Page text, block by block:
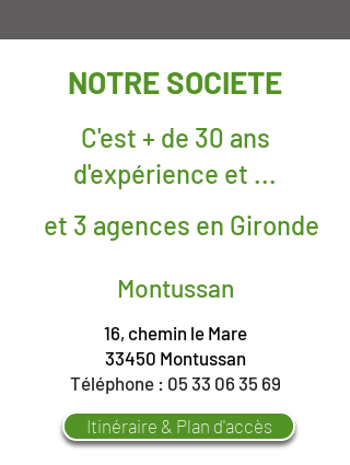
NOTRE SOCIETE
C'est + de 30 ans
d'expérience et ...
et 3 agences en Gironde
Montussan
16, chemin le Mare
33450 Montussan
Téléphone : 05 33 06 35 69
Itinéraire & Plan d'accès